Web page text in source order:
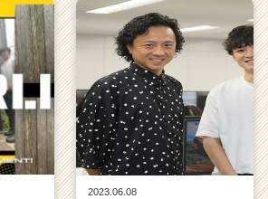
2023.06.08